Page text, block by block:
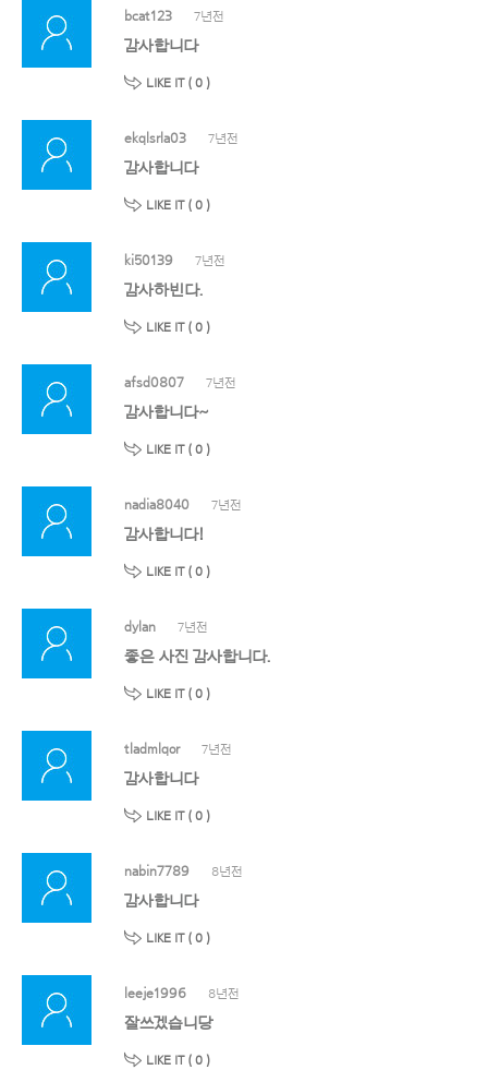
bcat123 7년전
감사합니다
LIKE IT ( 0 )
ekqlsrla03 7년전
감사합니다
LIKE IT ( 0 )
ki50139 7년전
감사하빈다.
LIKE IT ( 0 )
afsd0807 7년전
감사합니다~
LIKE IT ( 0 )
nadia8040 7년전
감사합니다!
LIKE IT ( 0 )
dylan 7년전
좋은 사진 감사합니다.
LIKE IT ( 0 )
tladmlqor 7년전
감사합니다
LIKE IT ( 0 )
nabin7789 8년전
감사합니다
LIKE IT ( 0 )
leeje1996 8년전
잘쓰겠습니당
LIKE IT ( 0 )